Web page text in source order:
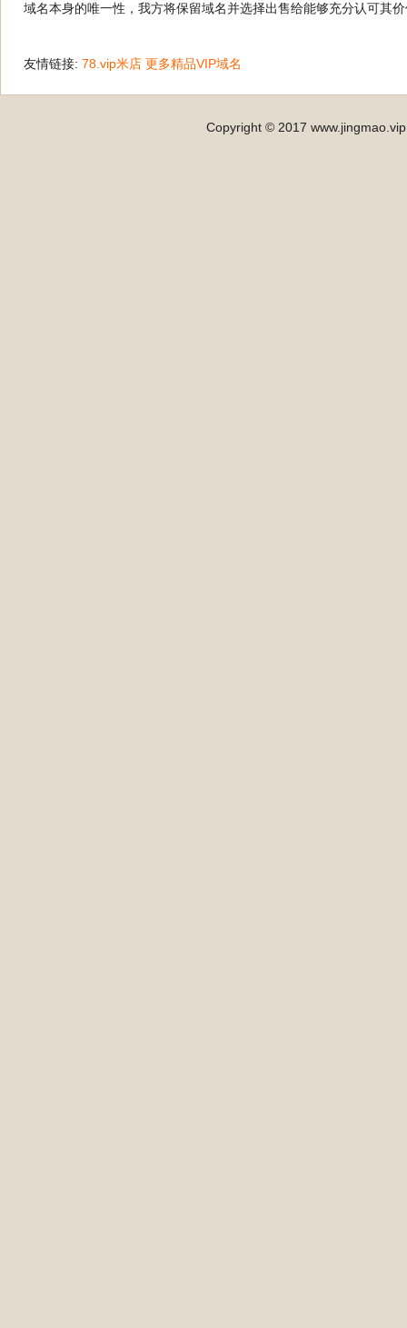
域名本身的唯一性，我方将保留域名并选择出售给能够充分认可其
友情链接: 78.vip米店 更多精品VIP域名
Copyright © 2017